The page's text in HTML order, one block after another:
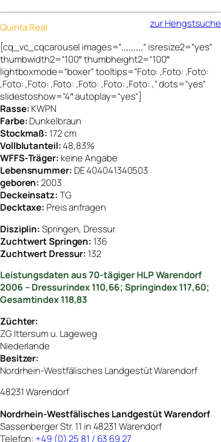
zur Hengstsuche
Quinta Real
[cq_vc_cqcarousel images=“,,,,,,,,,“ isresize2=“yes“
thumbwidth2=“100″ thumbheight2=“100″
lightboxmode=“boxer“ tooltips=“Foto: ,Foto: ,Foto:
,Foto: ,Foto: ,Foto: ,Foto: ,Foto: ,Foto: ,“ dots=“yes“
slidestoshow=“4″ autoplay=“yes“]
Rasse:KWPN
Farbe:Dunkelbraun
Stockmaß: 172 cm
Vollblutanteil:48,83%
WFFS-Träger: keine Angabe
Lebensnummer: DE 404041340503
geboren: 2003
Deckeinsatz:TG
Decktaxe: Preis anfragen
Disziplin:Springen, Dressur
Zuchtwert Springen: 136
Zuchtwert Dressur: 132
Leistungsdaten aus 70-tägiger HLP Warendorf
2006 – Dressurindex 110,66; Springindex 117,60;
Gesamtindex 118,83
Züchter:
ZG Ittersum u. Lageweg
Niederlande
Besitzer:
Nordrhein-Westfälisches Landgestüt Warendorf
48231 Warendorf
Nordrhein-Westfälisches Landgestüt Warendorf
Sassenberger Str. 11 in 48231 Warendorf
Telefon: +49 (0) 25 81 / 63 69 27